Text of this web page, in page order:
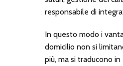
responsabile di
In questo modo i
domicilio non si
più, ma si traducono